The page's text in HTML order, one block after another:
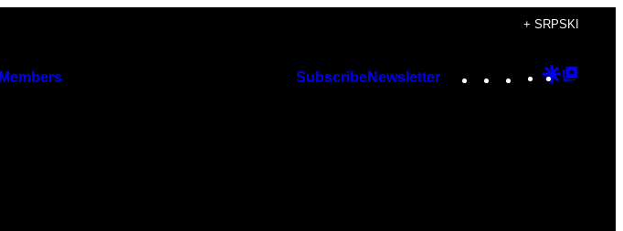
+ SRPSKI
Members SubscribeNewsletter Instagram
TikTok
YouTube
Google